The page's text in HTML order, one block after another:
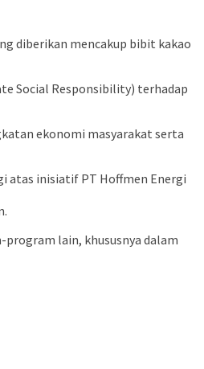
diberikan mencakup bibit kakao
Social Responsibility) terhadap
ekonomi masyarakat serta
atas inisiatif PT Hoffmen Energi
program lain, khususnya dalam